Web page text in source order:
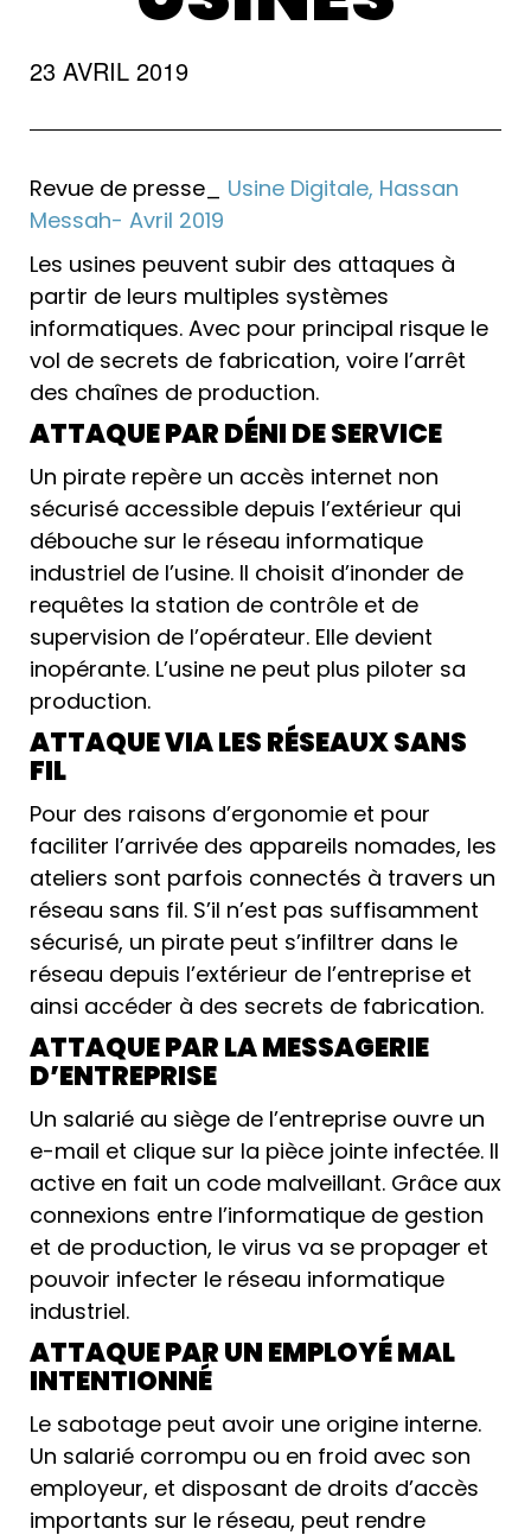
23 AVRIL 2019
Revue de presse_ Usine Digitale, Hassan
Messah- Avril 2019
Les usines peuvent subir des attaques à
partir de leurs multiples systèmes
informatiques. Avec pour principal risque le
vol de secrets de fabrication, voire l’arrêt
des chaînes de production.
ATTAQUE PAR DÉNI DE SERVICE
Un pirate repère un accès internet non
sécurisé accessible depuis l’extérieur qui
débouche sur le réseau informatique
industriel de l’usine. Il choisit d’inonder de
requêtes la station de contrôle et de
supervision de l’opérateur. Elle devient
inopérante. L’usine ne peut plus piloter sa
production.
ATTAQUE VIA LES RÉSEAUX SANS
FIL
Pour des raisons d’ergonomie et pour
faciliter l’arrivée des appareils nomades, les
ateliers sont parfois connectés à travers un
réseau sans fil. S’il n’est pas suffisamment
sécurisé, un pirate peut s’infiltrer dans le
réseau depuis l’extérieur de l’entreprise et
ainsi accéder à des secrets de fabrication.
ATTAQUE PAR LA MESSAGERIE
D’ENTREPRISE
Un salarié au siège de l’entreprise ouvre un
e-mail et clique sur la pièce jointe infectée. Il
active en fait un code malveillant. Grâce aux
connexions entre l’informatique de gestion
et de production, le virus va se propager et
pouvoir infecter le réseau informatique
industriel.
ATTAQUE PAR UN EMPLOYÉ MAL
INTENTIONNÉ
Le sabotage peut avoir une origine interne.
Un salarié corrompu ou en froid avec son
employeur, et disposant de droits d’accès
importants sur le réseau, peut rendre